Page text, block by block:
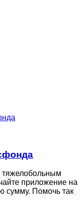
тяжелобольным
приложение на
сумму. Помочь так